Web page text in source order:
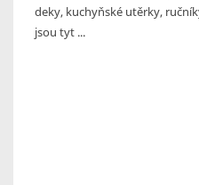
deky, kuchyňské utěrky,
jsou tyt ...